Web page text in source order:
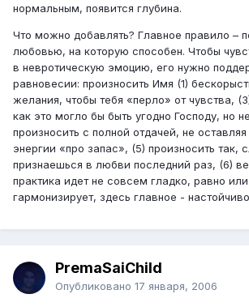
нормальным, появится глубина.
Что можно добавлять? Главное правило –
любовью, на которую способен. Чтобы
в невротическую эмоцию, его нужно
равновесии: произносить Имя (1)
желания, чтобы тебя «перло» от чувства,
как это могло бы быть угодно Господу, но
произносить с полной отдачей, не
энергии «про запас», (5) произносить так,
признаешься в любви последний раз, (6)
практика идет не совсем гладко, равно
гармонизирует, здесь главное -
PremaSaiChild
Опубликовано 17 января, 2006